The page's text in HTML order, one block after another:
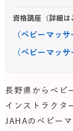
資格講座（詳細は
（ベビーマッ
（ベビーマッ
長野県からベビ
インストラクタ
JAHAのベビー